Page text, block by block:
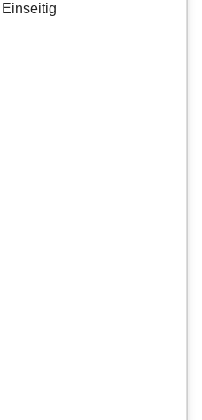
Einseitig